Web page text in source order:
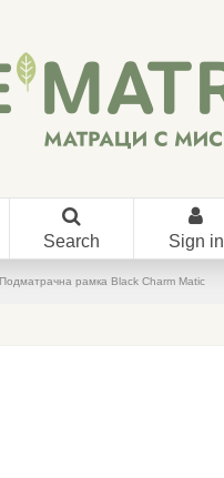
Search Sign in
Подматрачна рамка Black Charm Matic